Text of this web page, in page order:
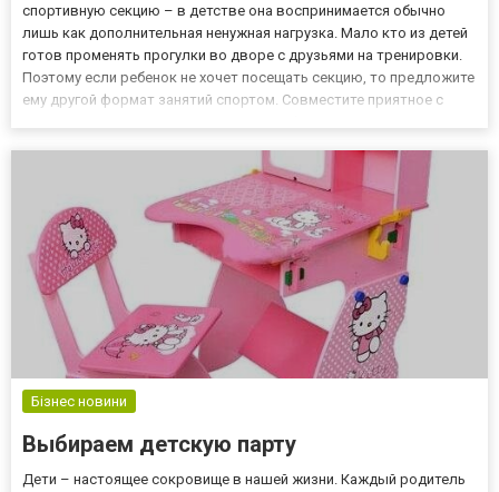
спортивную секцию – в детстве она воспринимается обычно
лишь как дополнительная ненужная нагрузка. Мало кто из детей
готов променять прогулки во дворе с друзьями на тренировки.
Поэтому если ребенок не хочет посещать секцию, то предложите
ему другой формат занятий спортом. Совместите приятное с
Бізнес новини
Выбираем детскую парту
Дети – настоящее сокровище в нашей жизни. Каждый родитель